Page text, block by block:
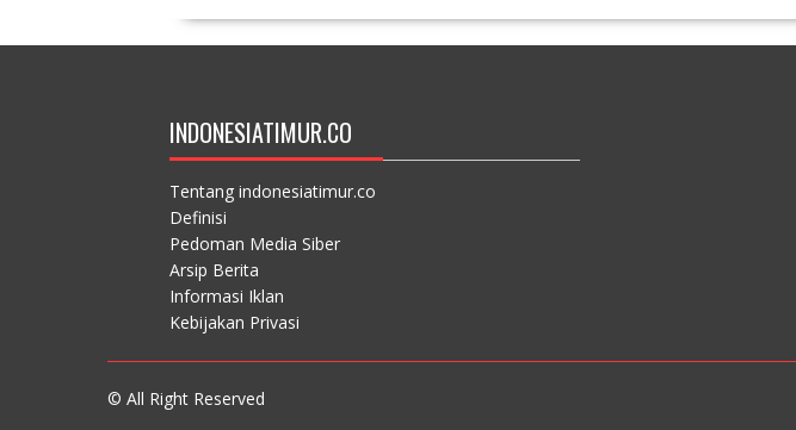
INDONESIATIMUR.CO
Tentang indonesiatimur.co
Definisi
Pedoman Media Siber
Arsip Berita
Informasi Iklan
Kebijakan Privasi
© All Right Reserved